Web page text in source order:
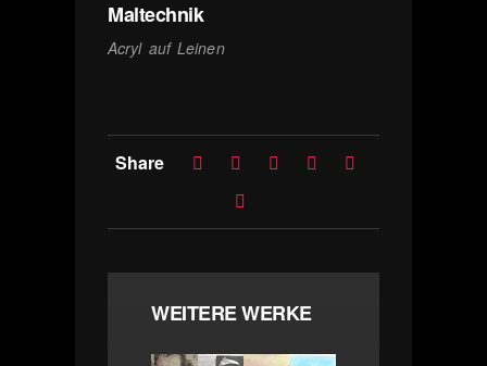
Maltechnik
Acryl auf Leinen
Share
WEITERE WERKE